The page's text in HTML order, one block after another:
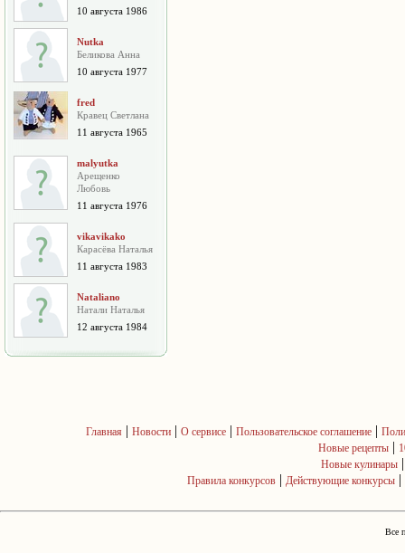
10 августа 1986
Nutka
Беликова Анна
10 августа 1977
fred
Кравец Светлана
11 августа 1965
malyutka
Арещенко
Любовь
11 августа 1976
vikavikako
Карасёва Наталья
11 августа 1983
Nataliano
Натали Наталья
12 августа 1984
Главная | Новости| О сервисе| Пользовательское соглашение|
Новые рецепты |
Новые кулинары
Правила конкурсов | Действующие конкурсы |
Все